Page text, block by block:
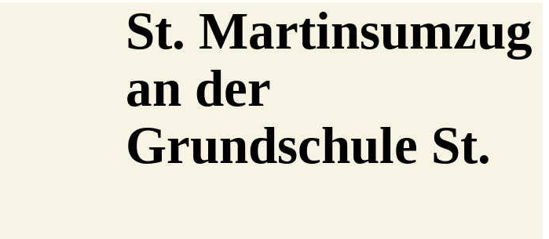
St. Martinsumzug
an der
Grundschule St.